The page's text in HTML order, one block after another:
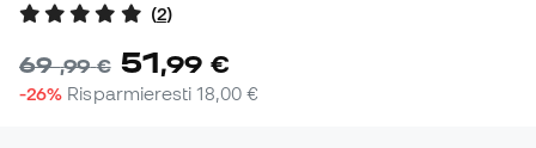
(2)
69,99 € 51,99 €
-26% Risparmieresti18,00 €